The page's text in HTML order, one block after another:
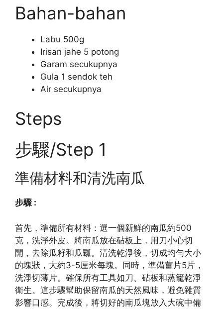
Bahan-bahan
Labu 500g
Irisan jahe 5 potong
Garam secukupnya
Gula 1 sendok teh
Air secukupnya
Steps
步驟/Step 1
準備材料和清洗南瓜
步驟 :
首先，準備所有材料：選一個新鮮的南瓜約500
克，洗淨外皮。將南瓜放在砧板上，用刀小心切
開，去除瓜籽和瓜瓤。清洗乾淨後，切成均勻大小
的塊狀，大約3-5厘米每塊。同時，準備薑片5片，
洗淨切薄片。確保所有工具如刀、砧板和蒸籠乾淨
衛生。這步驟幫助保留南瓜的天然風味，避免雜質
影響口感。完成後，將切好的南瓜塊放入大碗中備